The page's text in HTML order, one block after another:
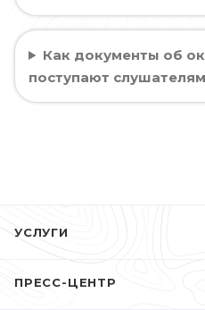
Как документы об
поступают
УСЛУГИ
ПРЕСС-ЦЕНТР